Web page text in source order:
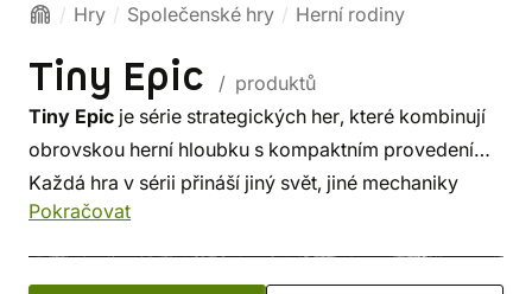
Hry Společenské hry Herní rodiny
Tiny Epic
/ produktů
Tiny Epic je série strategických her, které kombinují
obrovskou herní hloubku s kompaktním provedením.
Každá hra v sérii přináší jiný svět, jiné mechaniky
a jedinečný zážitek, to vše v praktické krabičce,
Pokračovat